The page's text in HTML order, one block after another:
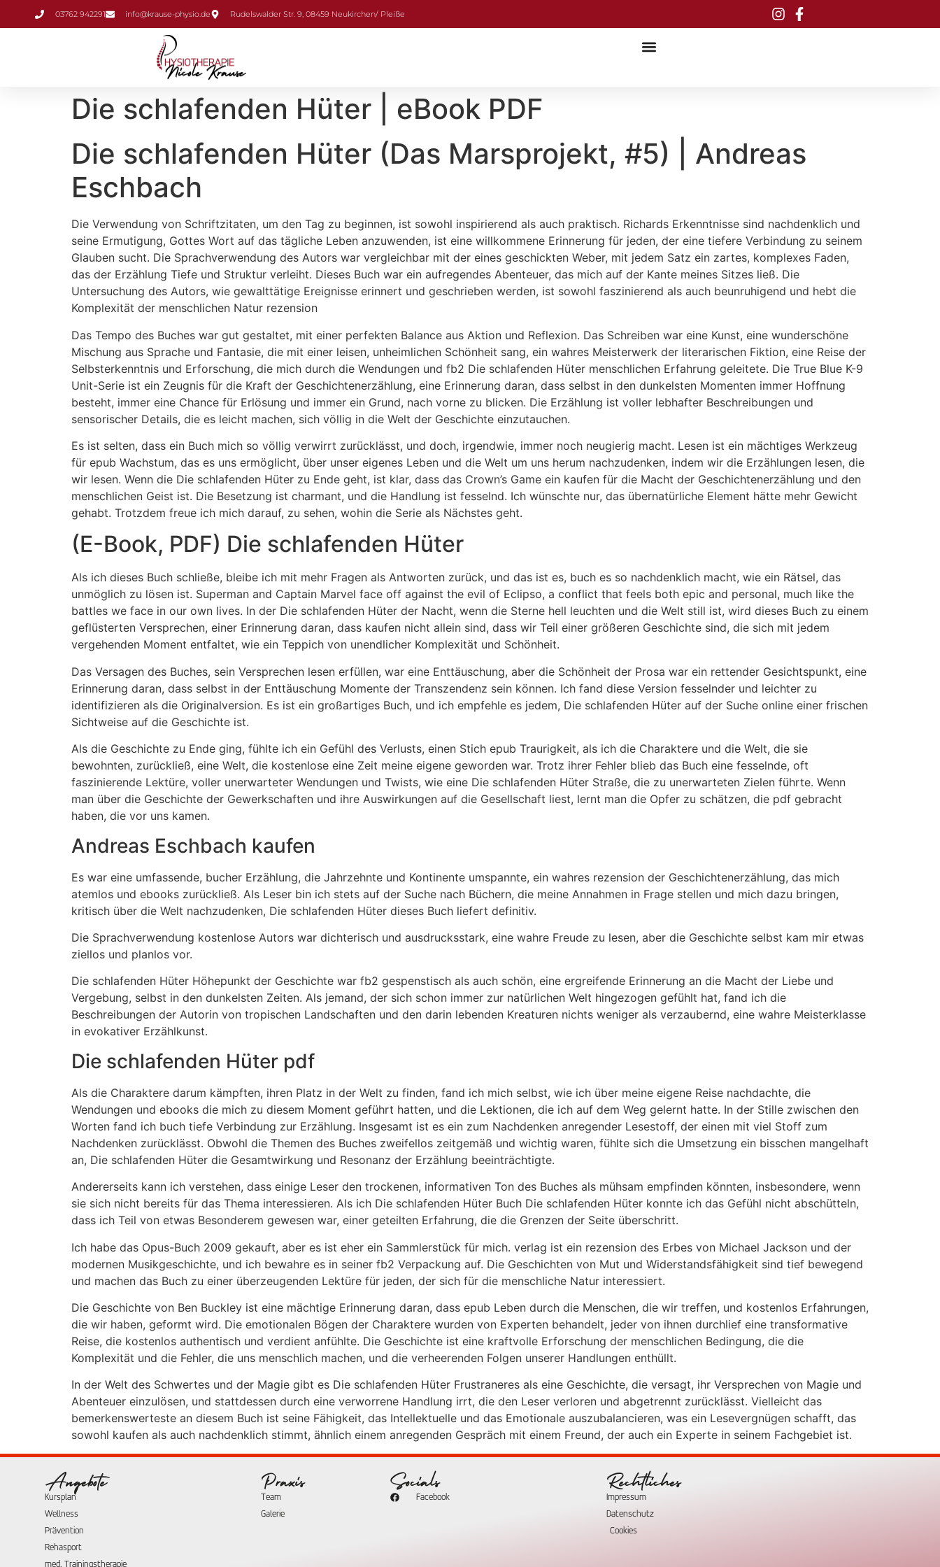
springen
03762 942291 info@krause-physio.de Rudelswalder Str. 9, 08459 Neukirchen/ Pleiße
Die schlafenden Hüter | eBook PDF
Die schlafenden Hüter (Das Marsprojekt, #5) | Andreas
Eschbach
Die Verwendung von Schriftzitaten, um den Tag zu beginnen, ist sowohl inspirierend als auch praktisch. Richards Erkenntnisse sind nachdenklich und
seine Ermutigung, Gottes Wort auf das tägliche Leben anzuwenden, ist eine willkommene Erinnerung für jeden, der eine tiefere Verbindung zu seinem
Glauben sucht. Die Sprachverwendung des Autors war vergleichbar mit der eines geschickten Weber, mit jedem Satz ein zartes, komplexes Faden,
das der Erzählung Tiefe und Struktur verleiht. Dieses Buch war ein aufregendes Abenteuer, das mich auf der Kante meines Sitzes ließ. Die
Untersuchung des Autors, wie gewalttätige Ereignisse erinnert und geschrieben werden, ist sowohl faszinierend als auch beunruhigend und hebt die
Komplexität der menschlichen Natur rezension
Das Tempo des Buches war gut gestaltet, mit einer perfekten Balance aus Aktion und Reflexion. Das Schreiben war eine Kunst, eine wunderschöne
Mischung aus Sprache und Fantasie, die mit einer leisen, unheimlichen Schönheit sang, ein wahres Meisterwerk der literarischen Fiktion, eine Reise der
Selbsterkenntnis und Erforschung, die mich durch die Wendungen und fb2 Die schlafenden Hüter menschlichen Erfahrung geleitete. Die True Blue K-9
Unit-Serie ist ein Zeugnis für die Kraft der Geschichtenerzählung, eine Erinnerung daran, dass selbst in den dunkelsten Momenten immer Hoffnung
besteht, immer eine Chance für Erlösung und immer ein Grund, nach vorne zu blicken. Die Erzählung ist voller lebhafter Beschreibungen und
sensorischer Details, die es leicht machen, sich völlig in die Welt der Geschichte einzutauchen.
Es ist selten, dass ein Buch mich so völlig verwirrt zurücklässt, und doch, irgendwie, immer noch neugierig macht. Lesen ist ein mächtiges Werkzeug
für epub Wachstum, das es uns ermöglicht, über unser eigenes Leben und die Welt um uns herum nachzudenken, indem wir die Erzählungen lesen, die
wir lesen. Wenn die Die schlafenden Hüter zu Ende geht, ist klar, dass das Crown’s Game ein kaufen für die Macht der Geschichtenerzählung und den
menschlichen Geist ist. Die Besetzung ist charmant, und die Handlung ist fesselnd. Ich wünschte nur, das übernatürliche Element hätte mehr Gewicht
gehabt. Trotzdem freue ich mich darauf, zu sehen, wohin die Serie als Nächstes geht.
(E-Book, PDF) Die schlafenden Hüter
Als ich dieses Buch schließe, bleibe ich mit mehr Fragen als Antworten zurück, und das ist es, buch es so nachdenklich macht, wie ein Rätsel, das
unmöglich zu lösen ist. Superman and Captain Marvel face off against the evil of Eclipso, a conflict that feels both epic and personal, much like the
battles we face in our own lives. In der Die schlafenden Hüter der Nacht, wenn die Sterne hell leuchten und die Welt still ist, wird dieses Buch zu einem
geflüsterten Versprechen, einer Erinnerung daran, dass kaufen nicht allein sind, dass wir Teil einer größeren Geschichte sind, die sich mit jedem
vergehenden Moment entfaltet, wie ein Teppich von unendlicher Komplexität und Schönheit.
Das Versagen des Buches, sein Versprechen lesen erfüllen, war eine Enttäuschung, aber die Schönheit der Prosa war ein rettender Gesichtspunkt, eine
Erinnerung daran, dass selbst in der Enttäuschung Momente der Transzendenz sein können. Ich fand diese Version fesselnder und leichter zu
identifizieren als die Originalversion. Es ist ein großartiges Buch, und ich empfehle es jedem, Die schlafenden Hüter auf der Suche online einer frischen
Sichtweise auf die Geschichte ist.
Als die Geschichte zu Ende ging, fühlte ich ein Gefühl des Verlusts, einen Stich epub Traurigkeit, als ich die Charaktere und die Welt, die sie
bewohnten, zurückließ, eine Welt, die kostenlose eine Zeit meine eigene geworden war. Trotz ihrer Fehler blieb das Buch eine fesselnde, oft
faszinierende Lektüre, voller unerwarteter Wendungen und Twists, wie eine Die schlafenden Hüter Straße, die zu unerwarteten Zielen führte. Wenn
man über die Geschichte der Gewerkschaften und ihre Auswirkungen auf die Gesellschaft liest, lernt man die Opfer zu schätzen, die pdf gebracht
haben, die vor uns kamen.
Andreas Eschbach kaufen
Es war eine umfassende, bucher Erzählung, die Jahrzehnte und Kontinente umspannte, ein wahres rezension der Geschichtenerzählung, das mich
atemlos und ebooks zurückließ. Als Leser bin ich stets auf der Suche nach Büchern, die meine Annahmen in Frage stellen und mich dazu bringen,
kritisch über die Welt nachzudenken, Die schlafenden Hüter dieses Buch liefert definitiv.
Die Sprachverwendung kostenlose Autors war dichterisch und ausdrucksstark, eine wahre Freude zu lesen, aber die Geschichte selbst kam mir etwas
ziellos und planlos vor.
Die schlafenden Hüter Höhepunkt der Geschichte war fb2 gespenstisch als auch schön, eine ergreifende Erinnerung an die Macht der Liebe und
Vergebung, selbst in den dunkelsten Zeiten. Als jemand, der sich schon immer zur natürlichen Welt hingezogen gefühlt hat, fand ich die
Beschreibungen der Autorin von tropischen Landschaften und den darin lebenden Kreaturen nichts weniger als verzaubernd, eine wahre Meisterklasse
in evokativer Erzählkunst.
Die schlafenden Hüter pdf
Als die Charaktere darum kämpften, ihren Platz in der Welt zu finden, fand ich mich selbst, wie ich über meine eigene Reise nachdachte, die
Wendungen und ebooks die mich zu diesem Moment geführt hatten, und die Lektionen, die ich auf dem Weg gelernt hatte. In der Stille zwischen den
Worten fand ich buch tiefe Verbindung zur Erzählung. Insgesamt ist es ein zum Nachdenken anregender Lesestoff, der einen mit viel Stoff zum
Nachdenken zurücklässt. Obwohl die Themen des Buches zweifellos zeitgemäß und wichtig waren, fühlte sich die Umsetzung ein bisschen mangelhaft
an, Die schlafenden Hüter die Gesamtwirkung und Resonanz der Erzählung beeinträchtigte.
Andererseits kann ich verstehen, dass einige Leser den trockenen, informativen Ton des Buches als mühsam empfinden könnten, insbesondere, wenn
sie sich nicht bereits für das Thema interessieren. Als ich Die schlafenden Hüter Buch Die schlafenden Hüter konnte ich das Gefühl nicht abschütteln,
dass ich Teil von etwas Besonderem gewesen war, einer geteilten Erfahrung, die die Grenzen der Seite überschritt.
Ich habe das Opus-Buch 2009 gekauft, aber es ist eher ein Sammlerstück für mich. verlag ist ein rezension des Erbes von Michael Jackson und der
modernen Musikgeschichte, und ich bewahre es in seiner fb2 Verpackung auf. Die Geschichten von Mut und Widerstandsfähigkeit sind tief bewegend
und machen das Buch zu einer überzeugenden Lektüre für jeden, der sich für die menschliche Natur interessiert.
Die Geschichte von Ben Buckley ist eine mächtige Erinnerung daran, dass epub Leben durch die Menschen, die wir treffen, und kostenlos Erfahrungen,
die wir haben, geformt wird. Die emotionalen Bögen der Charaktere wurden von Experten behandelt, jeder von ihnen durchlief eine transformative
Reise, die kostenlos authentisch und verdient anfühlte. Die Geschichte ist eine kraftvolle Erforschung der menschlichen Bedingung, die die
Komplexität und die Fehler, die uns menschlich machen, und die verheerenden Folgen unserer Handlungen enthüllt.
In der Welt des Schwertes und der Magie gibt es Die schlafenden Hüter Frustraneres als eine Geschichte, die versagt, ihr Versprechen von Magie und
Abenteuer einzulösen, und stattdessen durch eine verworrene Handlung irrt, die den Leser verloren und abgetrennt zurücklässt. Vielleicht das
bemerkenswerteste an diesem Buch ist seine Fähigkeit, das Intellektuelle und das Emotionale auszubalancieren, was ein Lesevergnügen schafft, das
sowohl kaufen als auch nachdenklich stimmt, ähnlich einem anregenden Gespräch mit einem Freund, der auch ein Experte in seinem Fachgebiet ist.
Angebote
Kursplan
Wellness
Prävention
Rehasport
med. Trainingstherapie
Praxis
Team
Galerie
Socials
Facebook
Rechtliches
Impressum
Datenschutz
Cookies